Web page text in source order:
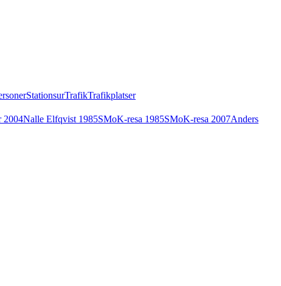
StationsurTrafikTrafikplatser
2004Nalle Elfqvist 1985SMoK-resa 1985SMoK-resa 2007Anders